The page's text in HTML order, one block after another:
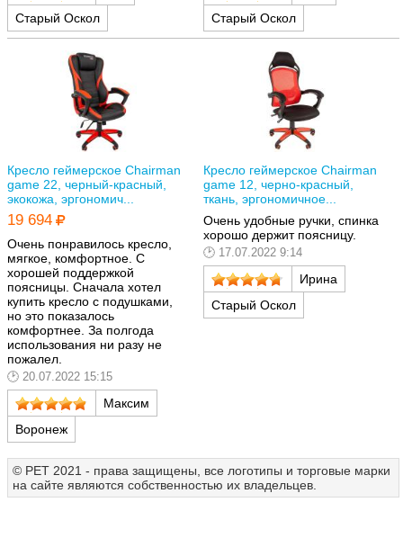
Старый Оскол
Старый Оскол
Кресло геймерское Chairman
game 22, черный-красный,
экокожа, эргономич...
19 694
Очень понравилось кресло,
мягкое, комфортное. С
хорошей поддержкой
поясницы. Сначала хотел
купить кресло с подушками,
но это показалось
комфортнее. За полгода
использования ни разу не
пожалел.
20.07.2022 15:15
Максим
Воронеж
Кресло геймерское Chairman
game 12, черно-красный,
ткань, эргономичное...
Очень удобные ручки, спинка
хорошо держит поясницу.
17.07.2022 9:14
Ирина
Старый Оскол
© РЕТ 2021 - права защищены, все логотипы и торговые марки
на сайте являются собственностью их владельцев.